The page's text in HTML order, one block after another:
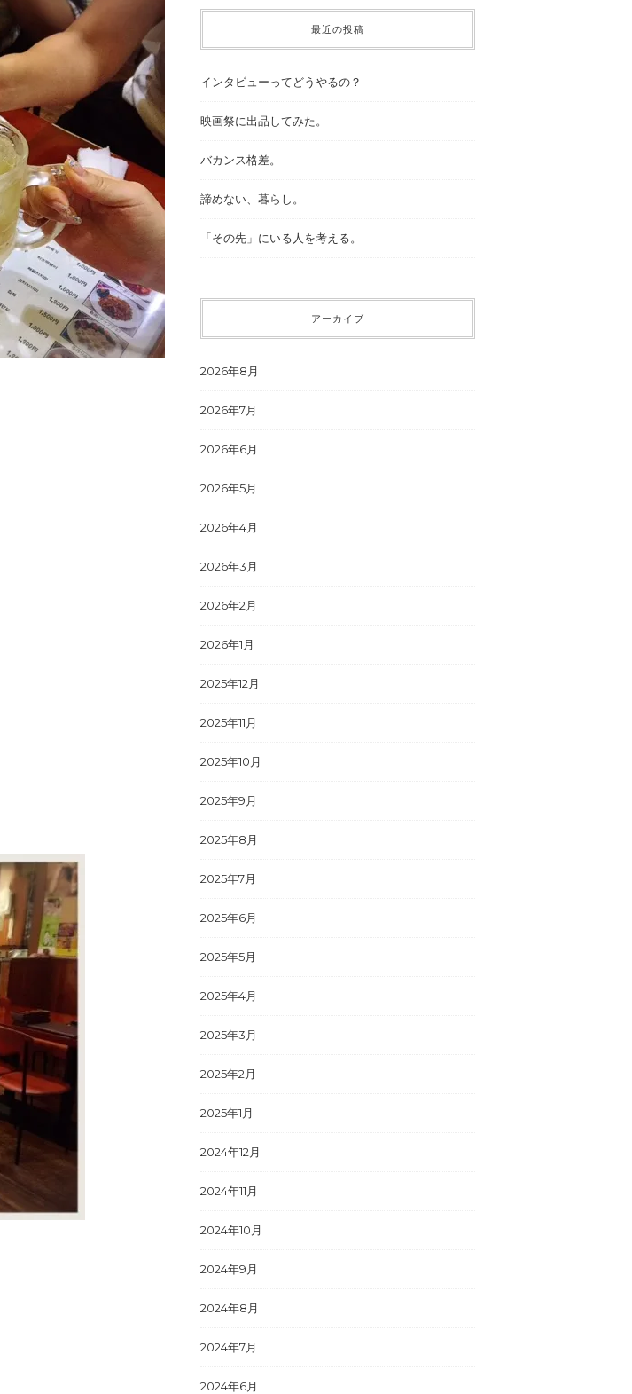
最近の投稿
インタビューってどうやるの？
映画祭に出品してみた。
バカンス格差。
諦めない、暮らし。
「その先」にいる人を考える。
アーカイブ
2026年8月
2026年7月
2026年6月
2026年5月
2026年4月
2026年3月
2026年2月
2026年1月
2025年12月
2025年11月
2025年10月
2025年9月
2025年8月
2025年7月
2025年6月
2025年5月
2025年4月
2025年3月
2025年2月
2025年1月
2024年12月
2024年11月
2024年10月
2024年9月
2024年8月
2024年7月
2024年6月